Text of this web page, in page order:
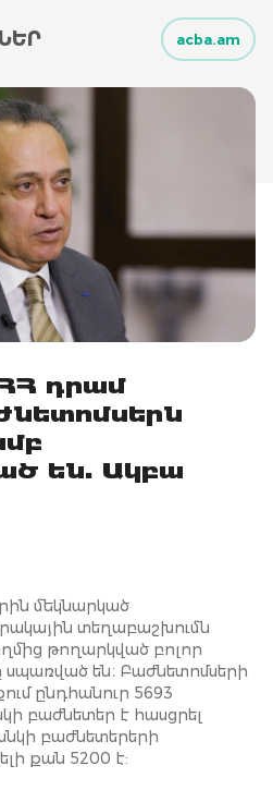
acba.am
դրամ
են. Ակբա
մեկնարկած
տեղաբաշխումն
թողարկված բոլոր
են։ Բաժնետոմսերի
ընդհանուր 5693
բաժնետեր է հասցրել
բաժնետերերի
քան 5200 է: